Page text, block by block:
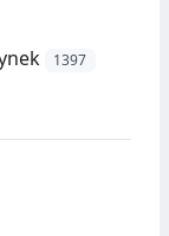
1397